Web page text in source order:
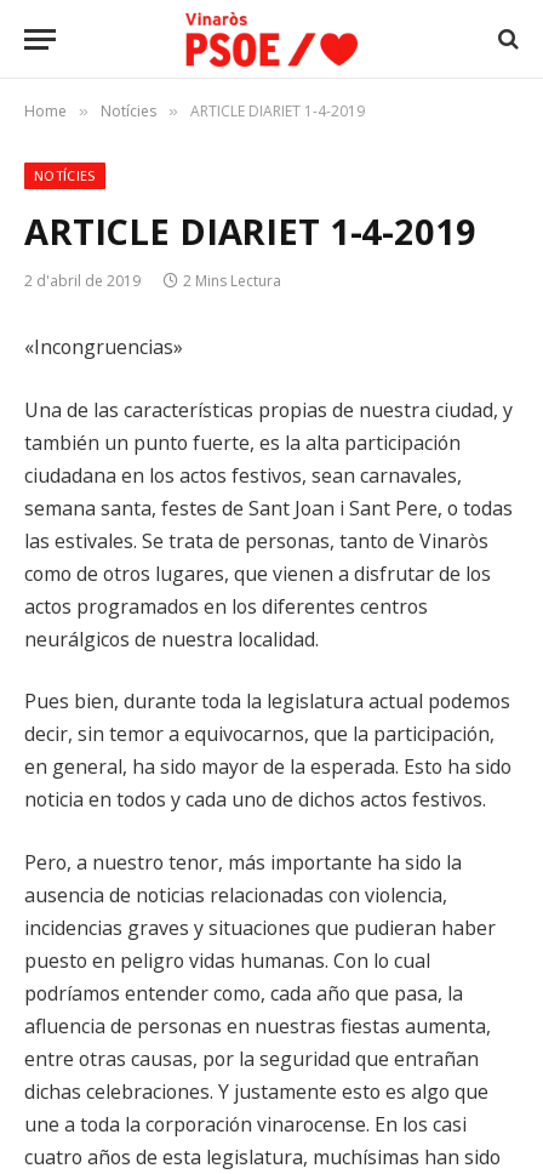
Home » Notícies » ARTICLE DIARIET 1-4-2019
NOTÍCIES
ARTICLE DIARIET 1-4-2019
2 d'abril de 2019 2 Mins Lectura
«Incongruencias»
Una de las características propias de nuestra ciudad, y
también un punto fuerte, es la alta participación
ciudadana en los actos festivos, sean carnavales,
semana santa, festes de Sant Joan i Sant Pere, o todas
las estivales. Se trata de personas, tanto de Vinaròs
como de otros lugares, que vienen a disfrutar de los
actos programados en los diferentes centros
neurálgicos de nuestra localidad.
Pues bien, durante toda la legislatura actual podemos
decir, sin temor a equivocarnos, que la participación,
en general, ha sido mayor de la esperada. Esto ha sido
noticia en todos y cada uno de dichos actos festivos.
Pero, a nuestro tenor, más importante ha sido la
ausencia de noticias relacionadas con violencia,
incidencias graves y situaciones que pudieran haber
puesto en peligro vidas humanas. Con lo cual
podríamos entender como, cada año que pasa, la
afluencia de personas en nuestras fiestas aumenta,
entre otras causas, por la seguridad que entrañan
dichas celebraciones. Y justamente esto es algo que
une a toda la corporación vinarocense. En los casi
cuatro años de esta legislatura, muchísimas han sido